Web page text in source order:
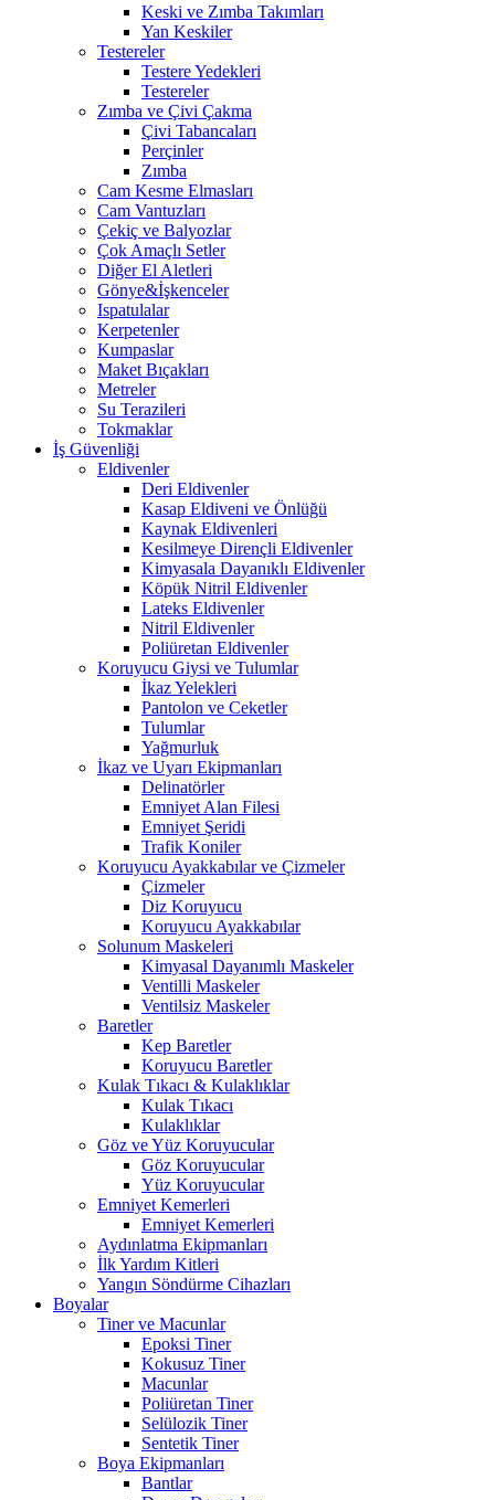
Keski ve Zımba Takımları
Yan Keskiler
Testereler
Testere Yedekleri
Testereler
Zımba ve Çivi Çakma
Çivi Tabancaları
Perçinler
Zımba
Cam Kesme Elmasları
Cam Vantuzları
Çekiç ve Balyozlar
Çok Amaçlı Setler
Diğer El Aletleri
Gönye&İşkenceler
Ispatulalar
Kerpetenler
Kumpaslar
Maket Bıçakları
Metreler
Su Terazileri
Tokmaklar
İş Güvenliği
Eldivenler
Deri Eldivenler
Kasap Eldiveni ve Önlüğü
Kaynak Eldivenleri
Kesilmeye Dirençli Eldivenler
Kimyasala Dayanıklı Eldivenler
Köpük Nitril Eldivenler
Lateks Eldivenler
Nitril Eldivenler
Poliüretan Eldivenler
Koruyucu Giysi ve Tulumlar
İkaz Yelekleri
Pantolon ve Ceketler
Tulumlar
Yağmurluk
İkaz ve Uyarı Ekipmanları
Delinatörler
Emniyet Alan Filesi
Emniyet Şeridi
Trafik Koniler
Koruyucu Ayakkabılar ve Çizmeler
Çizmeler
Diz Koruyucu
Koruyucu Ayakkabılar
Solunum Maskeleri
Kimyasal Dayanımlı Maskeler
Ventilli Maskeler
Ventilsiz Maskeler
Baretler
Kep Baretler
Koruyucu Baretler
Kulak Tıkacı & Kulaklıklar
Kulak Tıkacı
Kulaklıklar
Göz ve Yüz Koruyucular
Göz Koruyucular
Yüz Koruyucular
Emniyet Kemerleri
Emniyet Kemerleri
Aydınlatma Ekipmanları
İlk Yardım Kitleri
Yangın Söndürme Cihazları
Boyalar
Tiner ve Macunlar
Epoksi Tiner
Kokusuz Tiner
Macunlar
Poliüretan Tiner
Selülozik Tiner
Sentetik Tiner
Boya Ekipmanları
Bantlar